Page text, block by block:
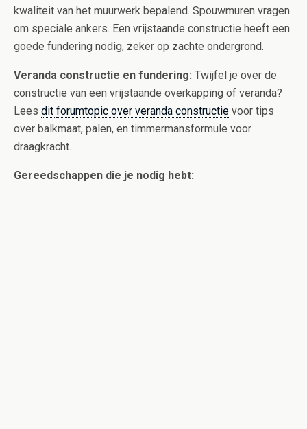
kwaliteit van het muurwerk bepalend. Spouwmuren vragen
om speciale ankers. Een vrijstaande constructie heeft een
goede fundering nodig, zeker op zachte ondergrond.
Veranda constructie en fundering: Twijfel je over de
constructie van een vrijstaande overkapping of veranda?
Lees dit forumtopic over veranda constructie voor tips
over balkmaat, palen, en timmermansformule voor
draagkracht.
Gereedschappen die je nodig hebt: